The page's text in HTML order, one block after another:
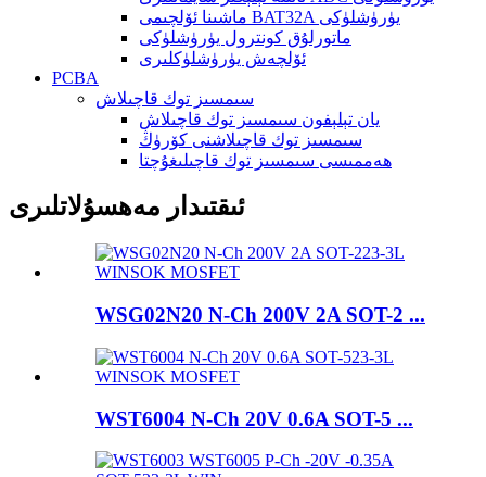
ماشىنا ئۆلچىمى BAT32A يۈرۈشلۈكى
ماتورلۇق كونترول يۈرۈشلۈكى
ئۆلچەش يۈرۈشلۈكلىرى
PCBA
سىمسىز توك قاچىلاش
يان تېلېفون سىمسىز توك قاچىلاش
سىمسىز توك قاچىلاشنى كۆرۈڭ
ھەممىسى سىمسىز توك قاچىلىغۇچتا
ئىقتىدار مەھسۇلاتلىرى
WSG02N20 N-Ch 200V 2A SOT-2 ...
WST6004 N-Ch 20V 0.6A SOT-5 ...